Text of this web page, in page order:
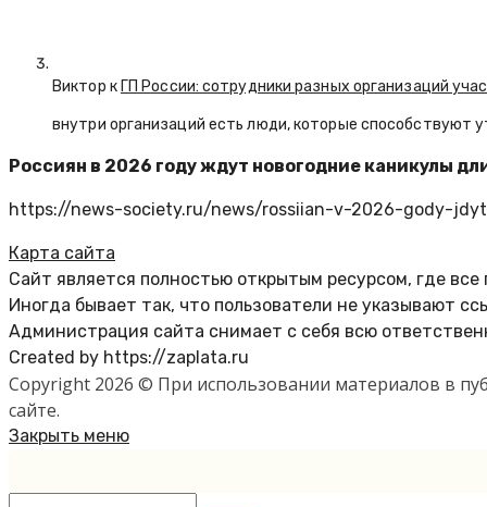
Виктор к ГП России: сотрудники разных организаций
внутри организаций есть люди, которые способствуют
Россиян в 2026 году ждут новогодние каникулы
https://news-society.ru/news/rossiian-v-2026-gody-
Карта сайта
Сайт является полностью открытым ресурсом, где
Иногда бывает так, что пользователи не указывают
Администрация сайта снимает с себя всю
Created by https://zaplata.ru
Copyright 2026 © При использовании материалов в
сайте.
Закрыть меню